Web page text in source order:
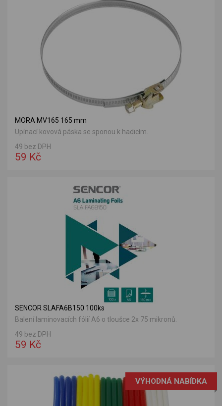
MORA MV165 165 mm
Upínací kovová páska se sponou k hadicím.
49 bez DPH
59 Kč
SENCOR SLAFA6B150 100ks
Balení laminovacích fólií A6 o tloušce 2x 75 mikronů.
49 bez DPH
59 Kč
VÝHODNÁ NABÍDKA